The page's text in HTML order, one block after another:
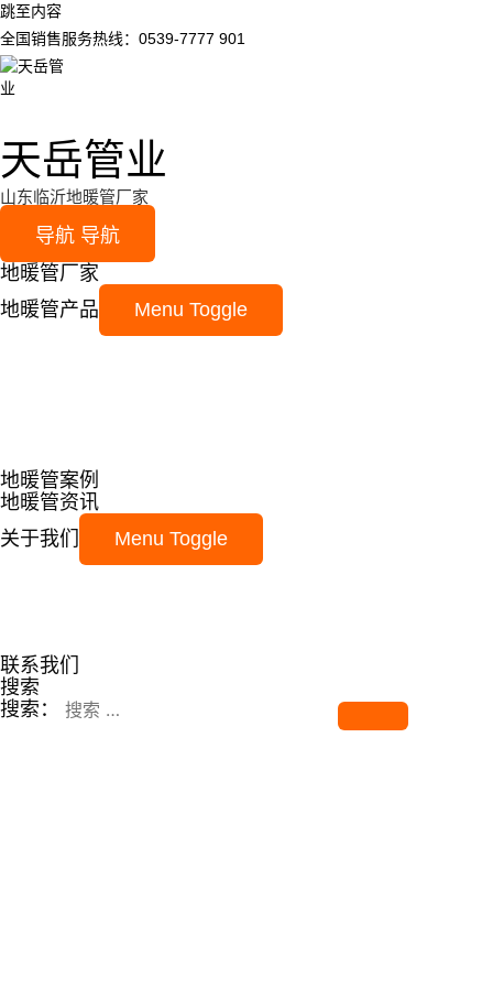
跳至内容
全国销售服务热线：0539-7777 901
天岳管业
山东临沂地暖管厂家
导航 导航
地暖管厂家
地暖管产品
Menu Toggle
地暖管案例
地暖管资讯
关于我们
Menu Toggle
联系我们
搜索
搜索：